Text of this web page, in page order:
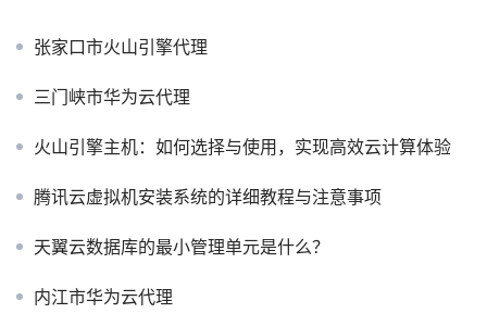
张家口市火山引擎代理
三门峡市华为云代理
火山引擎主机：如何选择与使用，实现高效云计算体验
腾讯云虚拟机安装系统的详细教程与注意事项
天翼云数据库的最小管理单元是什么？
内江市华为云代理